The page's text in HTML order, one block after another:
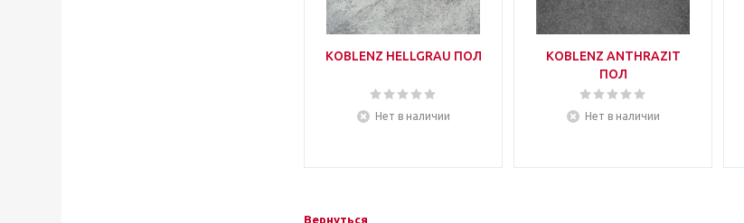
KOBLENZ HELLGRAU ПОЛ
Нет в наличии
KOBLENZ ANTHRAZIT
ПОЛ
Нет в наличии
Вернуться